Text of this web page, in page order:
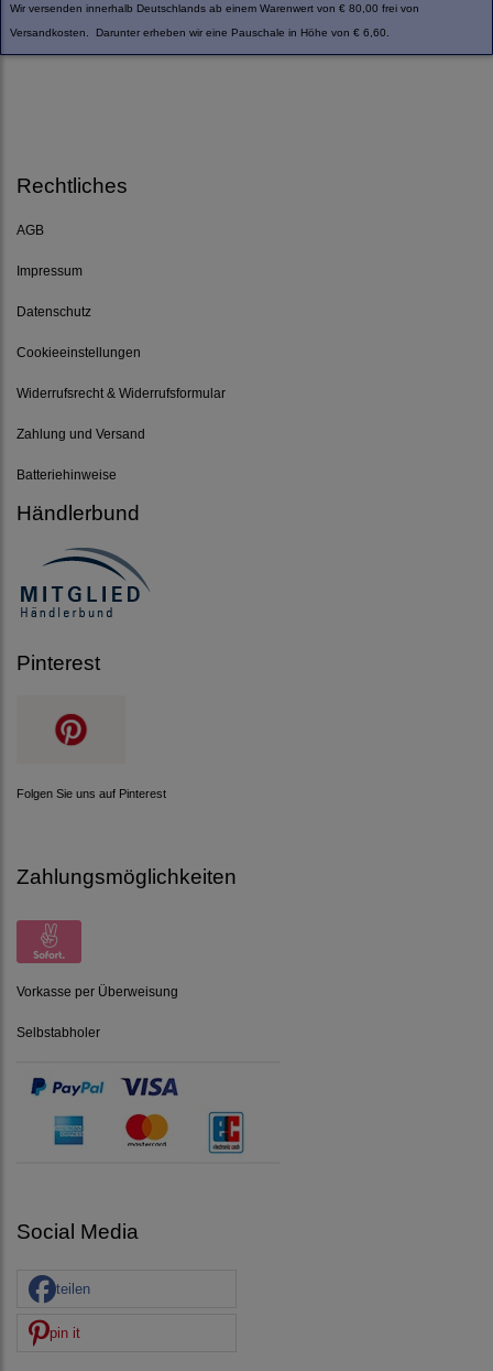
Wir versenden innerhalb Deutschlands ab einem Warenwert von € 80,00 frei von
Versandkosten. Darunter erheben wir eine Pauschale in Höhe von € 6,60.
Rechtliches
AGB
Impressum
Datenschutz
Cookieeinstellungen
Widerrufsrecht & Widerrufsformular
Zahlung und Versand
Batteriehinweise
Händlerbund
Pinterest
Folgen Sie uns auf Pinterest
Zahlungsmöglichkeiten
Vorkasse per Überweisung
Selbstabholer
Social Media
teilen
pin it